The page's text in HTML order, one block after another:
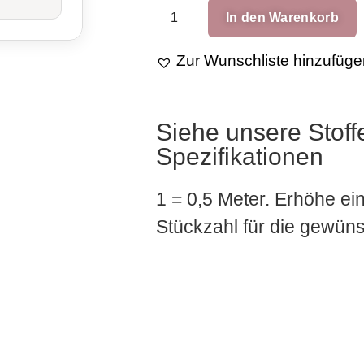
In den Warenkorb
Zur Wunschliste
Siehe unsere
Spezifikationen
1 = 0,5 Meter. Erhöhe
Stückzahl für die